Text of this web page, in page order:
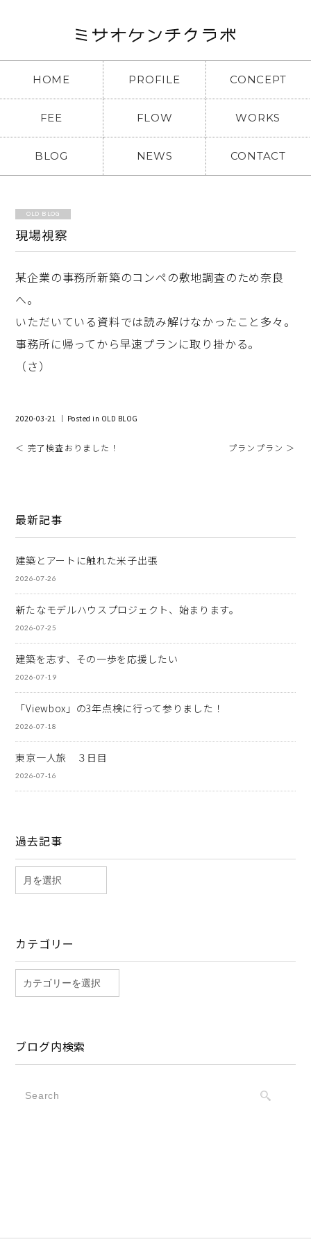
HOME PROFILE CONCEPT
FEE FLOW WORKS
BLOG NEWS CONTACT
OLD BLOG
現場視察
某企業の事務所新築のコンペの敷地調査のため奈良
へ。
いただいている資料では読み解けなかったこと多々。
事務所に帰ってから早速プランに取り掛かる。
（さ）
2020-03-21 ｜ Posted in OLD BLOG
＜ 完了検査おりました！ プランプラン ＞
最新記事
建築とアートに触れた米子出張
2026-07-26
新たなモデルハウスプロジェクト、始まります。
2026-07-25
建築を志す、その一歩を応援したい
2026-07-19
「Viewbox」の3年点検に行って参りました！
2026-07-18
東京一人旅 ３日目
2026-07-16
過去記事
カテゴリー
ブログ内検索